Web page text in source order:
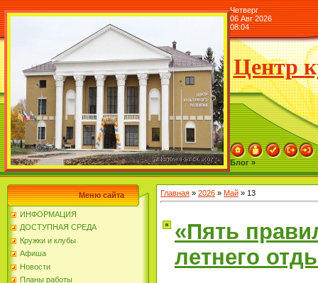
Четверг
06 Авг 2026
08:04
Центр
Блог »
Меню сайта
ИНФОРМАЦИЯ
ДОСТУПНАЯ СРЕДА
Кружки и клубы
Афиша
Новости
Планы работы
Главная » 2026 » Май » 13
«Пять
летнего